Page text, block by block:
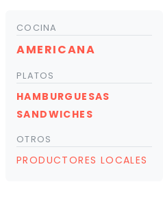
COCINA
AMERICANA
PLATOS
HAMBURGUESAS
SANDWICHES
OTROS
PRODUCTORES LOCALES